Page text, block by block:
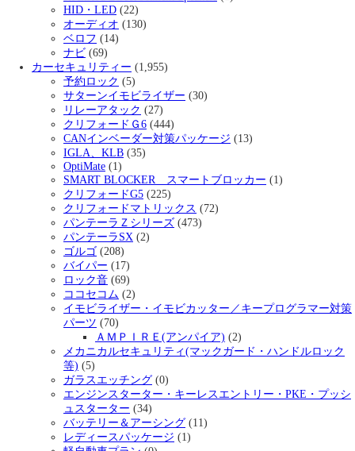
HID・LED (22)
オーディオ (130)
ベロフ (14)
ナビ (69)
カーセキュリティー (1,955)
予約ロック (5)
サターンイモビライザー (30)
リレーアタック (27)
クリフォードＧ6 (444)
CANインベーダー対策パッケージ (13)
IGLA、KLB (35)
OptiMate (1)
SMART BLOCKER スマートブロッカー (1)
クリフォードG5 (225)
クリフォードマトリックス (72)
パンテーラＺシリーズ (473)
パンテーラSX (2)
ゴルゴ (208)
バイパー (17)
ロック音 (69)
ココセコム (2)
イモビライザー・イモビカッター／キープログラマー対策
パーツ (70)
ＡＭＰＩＲＥ(アンパイア) (2)
メカニカルセキュリティ(マックガード・ハンドルロック
等) (5)
ガラスエッチング (0)
エンジンスターター・キーレスエントリー・PKE・プッシ
ュスターター (34)
バッテリー＆アーシング (11)
レディースパッケージ (1)